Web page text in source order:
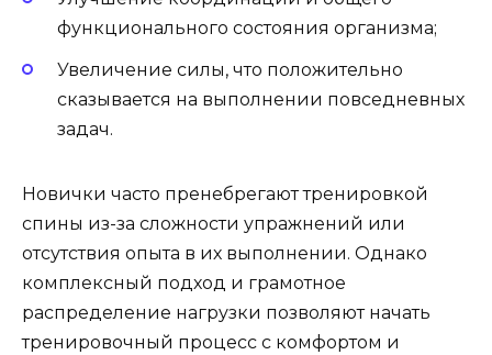
функционального состояния организма;
Увеличение силы, что положительно
сказывается на выполнении повседневных
задач.
Новички часто пренебрегают тренировкой
спины из-за сложности упражнений или
отсутствия опыта в их выполнении. Однако
комплексный подход и грамотное
распределение нагрузки позволяют начать
тренировочный процесс с комфортом и